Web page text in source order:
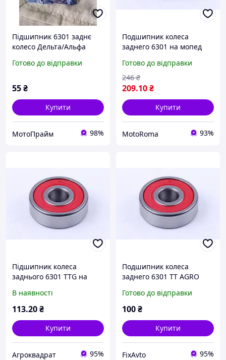
Підшипник 6301 заднє
колесо Дельта/Альфа
Готово до відправки
55₴
Купити
МотоПрайм 98%
Подшипник колеса
заднего 6301 на мопед
Готово до відправки
209.10₴
246 ₴
Купити
MotoRoma 93%
Підшипник колеса
заднього 6301 TTG на
В наявності
113.20₴
Купити
Агроквадрат 95%
Подшипник колеса
заднего 6301 TT AGRO
Альфа, FXTA-1735
Готово до відправки
100₴
Купити
FixAvto 95%